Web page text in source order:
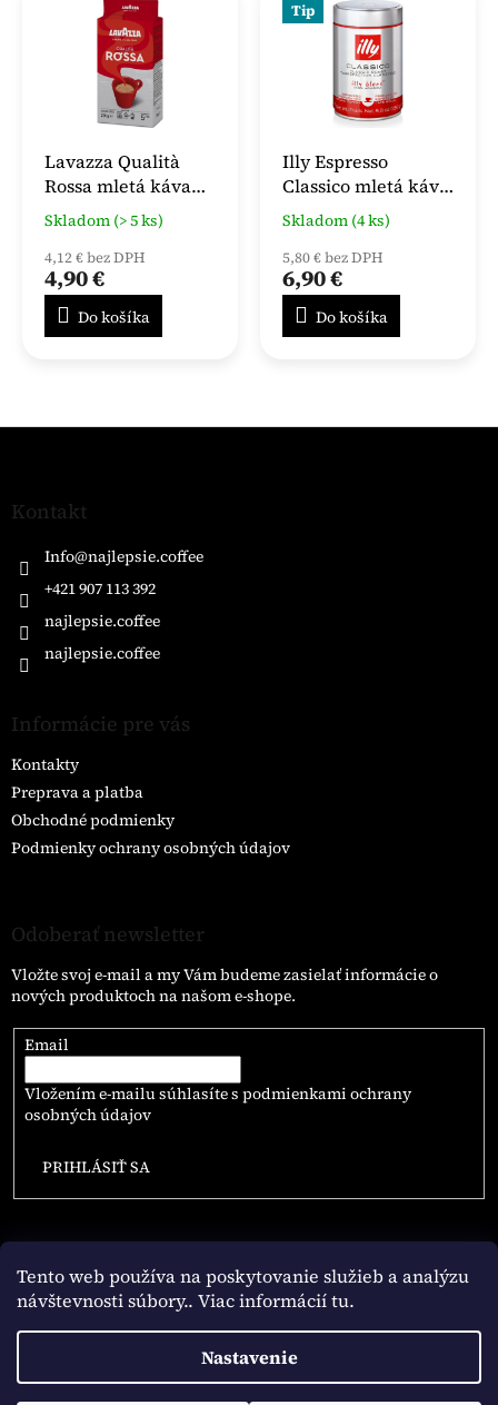
Tento web používa na poskytovanie služieb a analýzu
návštevnosti súbory.. Viac informácií tu.
Nastavenie
Lavazza Qualità
Rossa mletá káva
250 g
Skladom (> 5 ks)
4,12 € bez DPH
4,90 €
Do košíka
Tip
Illy Espresso
Classico mletá káva
250 g
Skladom (4 ks)
5,80 € bez DPH
6,90 €
Do košíka
Z
Kontakt
Info@najlepsie.coffee
+421 907 113 392
najlepsie.coffee
najlepsie.coffee
Informácie pre vás
Kontakty
Preprava a platba
Obchodné podmienky
Podmienky ochrany osobných údajov
Odoberať newsletter
Vložte svoj e-mail a my Vám budeme zasielať informácie o
nových produktoch na našom e-shope.
Email
Vložením e-mailu súhlasíte s podmienkami ochrany
osobných údajov
PRIHLÁSIŤ SA